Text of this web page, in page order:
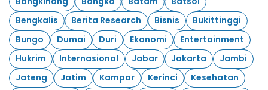
Bengkalis
Berita Research Bisnis
Bukittinggi
Bungo
Dumai Duri Ekonomi
Entertainment
Hukrim
Internasional Jabar Jakarta
Jambi
Jateng
Jatim Kampar Kerinci
Kesehatan